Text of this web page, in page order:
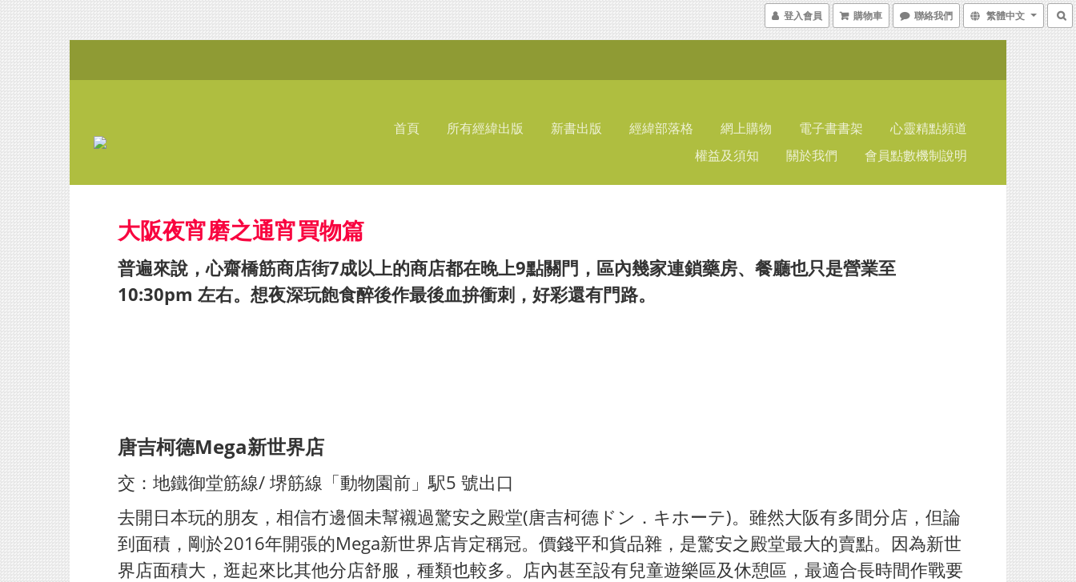
登入會員 購物車 聯絡我們 繁體中文
首頁 所有經緯出版 新書出版 經緯部落格 網上購物 電子書書架
心靈精點頻道
權益及須知
關於我們 會員點數機制說明
大阪夜宵磨之通宵買物篇​
普遍來說，心齋橋筋商店街7成以上的商店都在晚上9點關門，區內幾家連鎖藥房、餐廳也只是營業至
10:30pm 左右。想夜深玩飽食醉後作最後血拚衝刺，好彩還有門路。
唐吉柯德Mega新世界店
交：地鐵御堂筋線/ 堺筋線「動物園前」駅5 號出口
去開日本玩的朋友，相信冇邊個未幫襯過驚安之殿堂(唐吉柯德ドン．キホーテ)。雖然大阪有多間分店，但論
到面積，剛於2016年開張的Mega新世界店肯定稱冠。價錢平和貨品雜，是驚安之殿堂最大的賣點。因為新世
界店面積大，逛起來比其他分店舒服，種類也較多。店內甚至設有兒童遊樂區及休憩區，最適合長時間作戰要